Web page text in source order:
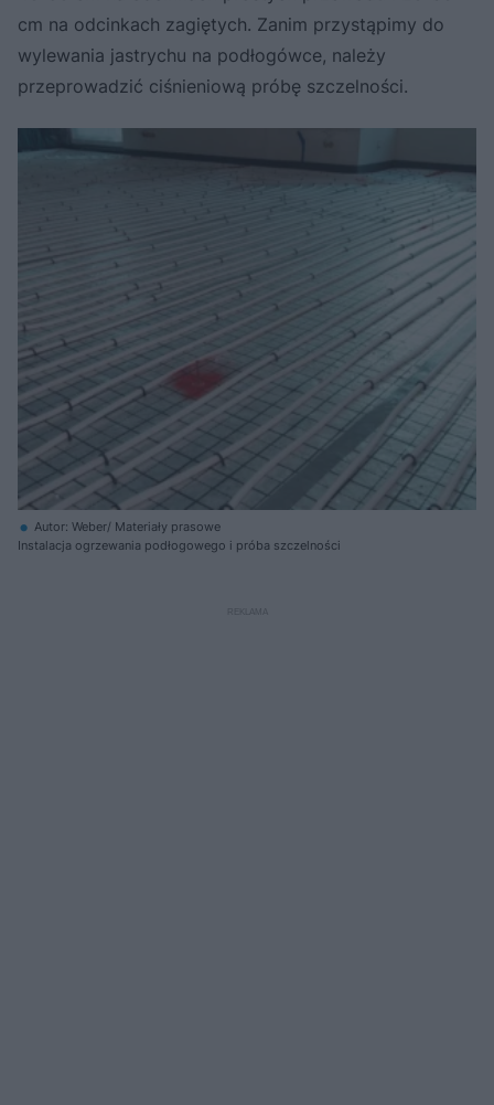
cm na odcinkach zagiętych. Zanim przystąpimy do
wylewania jastrychu na podłogówce, należy
przeprowadzić ciśnieniową próbę szczelności.
Autor: Weber/ Materiały prasowe
Instalacja ogrzewania podłogowego i próba szczelności